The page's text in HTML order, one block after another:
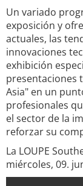
Un variado
exposición y
actuales, las
innovaciones
exhibición
presentaciones
Asia" en un
profesionales
el sector de la
reforzar su
La LOUPE
miércoles, 09.